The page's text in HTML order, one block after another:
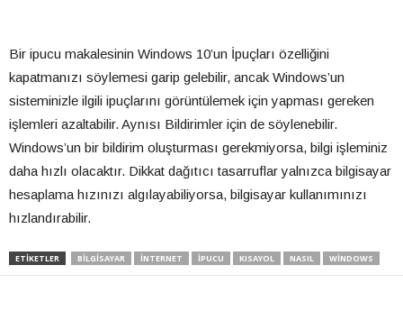
Bir ipucu makalesinin Windows 10’un İpuçları özelliğini
kapatmanızı söylemesi garip gelebilir, ancak Windows’un
sisteminizle ilgili ipuçlarını görüntülemek için yapması gereken
işlemleri azaltabilir. Aynısı Bildirimler için de söylenebilir.
Windows’un bir bildirim oluşturması gerekmiyorsa, bilgi işleminiz
daha hızlı olacaktır. Dikkat dağıtıcı tasarruflar yalnızca bilgisayar
hesaplama hızınızı algılayabiliyorsa, bilgisayar kullanımınızı
hızlandırabilir.
ETIKETLER BILGISAYAR INTERNET IPUCU KISAYOL NASIL WINDOWS